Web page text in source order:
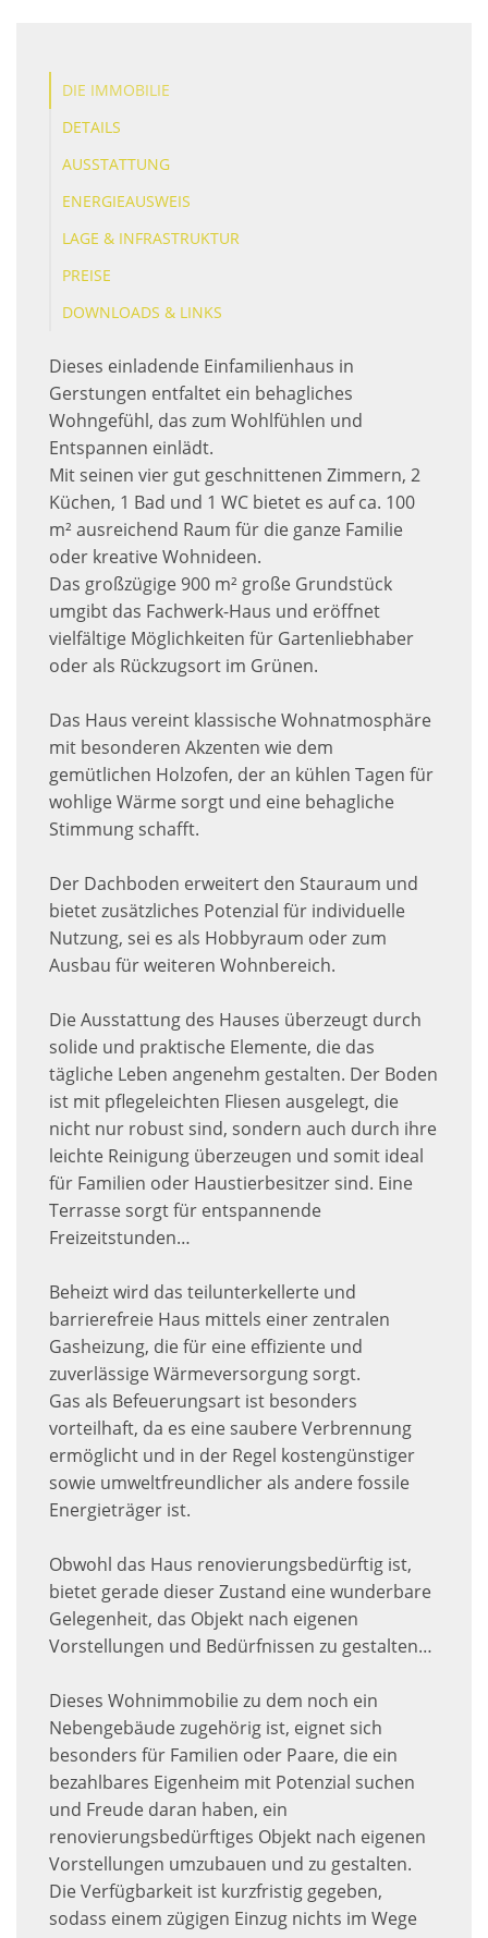
DIE IMMOBILIE
DETAILS
AUSSTATTUNG
ENERGIEAUSWEIS
LAGE & INFRASTRUKTUR
PREISE
DOWNLOADS & LINKS
Dieses einladende Einfamilienhaus in
Gerstungen entfaltet ein behagliches
Wohngefühl, das zum Wohlfühlen und
Entspannen einlädt.
Mit seinen vier gut geschnittenen Zimmern, 2
Küchen, 1 Bad und 1 WC bietet es auf ca. 100
m² ausreichend Raum für die ganze Familie
oder kreative Wohnideen.
Das großzügige 900 m² große Grundstück
umgibt das Fachwerk-Haus und eröffnet
vielfältige Möglichkeiten für Gartenliebhaber
oder als Rückzugsort im Grünen.
Das Haus vereint klassische Wohnatmosphäre
mit besonderen Akzenten wie dem
gemütlichen Holzofen, der an kühlen Tagen für
wohlige Wärme sorgt und eine behagliche
Stimmung schafft.
Der Dachboden erweitert den Stauraum und
bietet zusätzliches Potenzial für individuelle
Nutzung, sei es als Hobbyraum oder zum
Ausbau für weiteren Wohnbereich.
Die Ausstattung des Hauses überzeugt durch
solide und praktische Elemente, die das
tägliche Leben angenehm gestalten. Der Boden
ist mit pflegeleichten Fliesen ausgelegt, die
nicht nur robust sind, sondern auch durch ihre
leichte Reinigung überzeugen und somit ideal
für Familien oder Haustierbesitzer sind. Eine
Terrasse sorgt für entspannende
Freizeitstunden…
Beheizt wird das teilunterkellerte und
barrierefreie Haus mittels einer zentralen
Gasheizung, die für eine effiziente und
zuverlässige Wärmeversorgung sorgt.
Gas als Befeuerungsart ist besonders
vorteilhaft, da es eine saubere Verbrennung
ermöglicht und in der Regel kostengünstiger
sowie umweltfreundlicher als andere fossile
Energieträger ist.
Obwohl das Haus renovierungsbedürftig ist,
bietet gerade dieser Zustand eine wunderbare
Gelegenheit, das Objekt nach eigenen
Vorstellungen und Bedürfnissen zu gestalten…
Dieses Wohnimmobilie zu dem noch ein
Nebengebäude zugehörig ist, eignet sich
besonders für Familien oder Paare, die ein
bezahlbares Eigenheim mit Potenzial suchen
und Freude daran haben, ein
renovierungsbedürftiges Objekt nach eigenen
Vorstellungen umzubauen und zu gestalten.
Die Verfügbarkeit ist kurzfristig gegeben,
sodass einem zügigen Einzug nichts im Wege